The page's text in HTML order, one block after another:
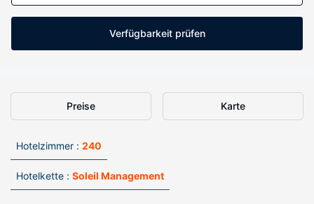
Verfügbarkeit prüfen
Preise Karte
Hotelzimmer : 240
Hotelkette : Soleil Management